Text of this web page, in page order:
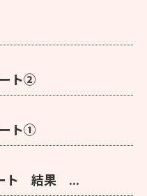
ト②
ト①
ト 結果 ...